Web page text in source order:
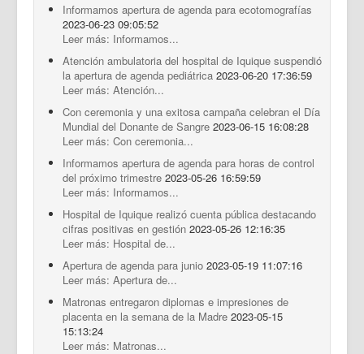
Informamos apertura de agenda para ecotomografías
2023-06-23 09:05:52
Leer más: Informamos...
Atención ambulatoria del hospital de Iquique suspendió
la apertura de agenda pediátrica 2023-06-20 17:36:59
Leer más: Atención...
Con ceremonia y una exitosa campaña celebran el Día
Mundial del Donante de Sangre 2023-06-15 16:08:28
Leer más: Con ceremonia...
Informamos apertura de agenda para horas de control
del próximo trimestre 2023-05-26 16:59:59
Leer más: Informamos...
Hospital de Iquique realizó cuenta pública destacando
cifras positivas en gestión 2023-05-26 12:16:35
Leer más: Hospital de...
Apertura de agenda para junio 2023-05-19 11:07:16
Leer más: Apertura de...
Matronas entregaron diplomas e impresiones de
placenta en la semana de la Madre 2023-05-15
15:13:24
Leer más: Matronas...